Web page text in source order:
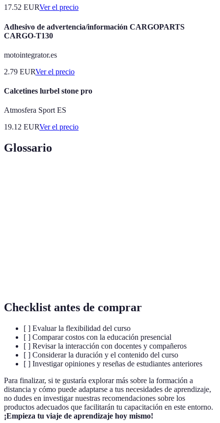
17.52 EURVer el precio
Adhesivo de advertencia/información CARGOPARTS
CARGO-T130
motointegrator.es
2.79 EURVer el precio
Calcetines lurbel stone pro
Atmosfera Sport ES
19.12 EURVer el precio
Glossario
Checklist antes de comprar
[ ] Evaluar la flexibilidad del curso
[ ] Comparar costos con la educación presencial
[ ] Revisar la interacción con docentes y compañeros
[ ] Considerar la duración y el contenido del curso
[ ] Investigar opiniones y reseñas de estudiantes anteriores
Para finalizar, si te gustaría explorar más sobre la formación a
distancia y cómo puede adaptarse a tus necesidades de aprendizaje,
no dudes en investigar nuestras recomendaciones sobre los
productos adecuados que facilitarán tu capacitación en este entorno.
¡Empieza tu viaje de aprendizaje hoy mismo!